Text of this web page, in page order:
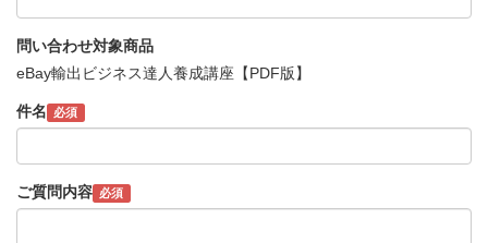
問い合わせ対象商品
eBay輸出ビジネス達人養成講座【PDF版】
件名 必須
ご質問内容 必須